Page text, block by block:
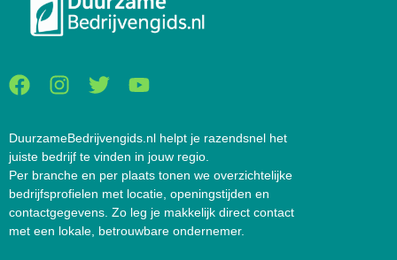
DuurzameBedrijvengids.nl helpt je razendsnel het
juiste bedrijf te vinden in jouw regio.
Per branche en per plaats tonen we overzichtelijke
bedrijfsprofielen met locatie, openingstijden en
contactgegevens. Zo leg je makkelijk direct contact
met een lokale, betrouwbare ondernemer.